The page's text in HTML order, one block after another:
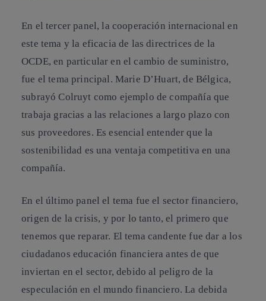
En el tercer panel, la cooperación internacional en
este tema y la eficacia de las directrices de la
OCDE, en particular en el cambio de suministro,
fue el tema principal. Marie D’Huart, de Bélgica,
subrayó Colruyt como ejemplo de compañía que
trabaja gracias a las relaciones a largo plazo con
sus proveedores. Es esencial entender que la
sostenibilidad es una ventaja competitiva en una
compañía.
En el último panel el tema fue el sector financiero,
origen de la crisis, y por lo tanto, el primero que
tenemos que reparar. El tema candente fue dar a los
ciudadanos educación financiera antes de que
inviertan en el sector, debido al peligro de la
especulación en el mundo financiero. La debida